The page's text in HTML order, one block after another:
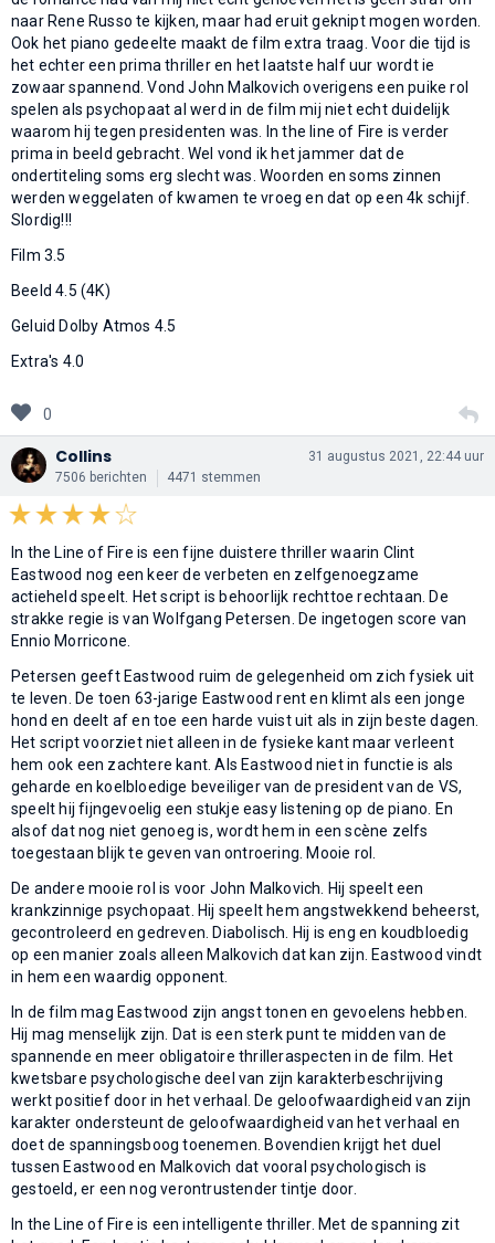
naar Rene Russo te kijken, maar had eruit geknipt mogen worden.
Ook het piano gedeelte maakt de film extra traag. Voor die tijd is
het echter een prima thriller en het laatste half uur wordt ie
zowaar spannend. Vond John Malkovich overigens een puike rol
spelen als psychopaat al werd in de film mij niet echt duidelijk
waarom hij tegen presidenten was. In the line of Fire is verder
prima in beeld gebracht. Wel vond ik het jammer dat de
ondertiteling soms erg slecht was. Woorden en soms zinnen
werden weggelaten of kwamen te vroeg en dat op een 4k schijf.
Slordig!!!
Film 3.5
Beeld 4.5 (4K)
Geluid Dolby Atmos 4.5
Extra's 4.0
0
Collins
7506 berichten 4471 stemmen
31 augustus 2021, 22:44 uur
In the Line of Fire is een fijne duistere thriller waarin Clint
Eastwood nog een keer de verbeten en zelfgenoegzame
actieheld speelt. Het script is behoorlijk rechttoe rechtaan. De
strakke regie is van Wolfgang Petersen. De ingetogen score van
Ennio Morricone.
Petersen geeft Eastwood ruim de gelegenheid om zich fysiek uit
te leven. De toen 63-jarige Eastwood rent en klimt als een jonge
hond en deelt af en toe een harde vuist uit als in zijn beste dagen.
Het script voorziet niet alleen in de fysieke kant maar verleent
hem ook een zachtere kant. Als Eastwood niet in functie is als
geharde en koelbloedige beveiliger van de president van de VS,
speelt hij fijngevoelig een stukje easy listening op de piano. En
alsof dat nog niet genoeg is, wordt hem in een scène zelfs
toegestaan blijk te geven van ontroering. Mooie rol.
De andere mooie rol is voor John Malkovich. Hij speelt een
krankzinnige psychopaat. Hij speelt hem angstwekkend beheerst,
gecontroleerd en gedreven. Diabolisch. Hij is eng en koudbloedig
op een manier zoals alleen Malkovich dat kan zijn. Eastwood vindt
in hem een waardig opponent.
In de film mag Eastwood zijn angst tonen en gevoelens hebben.
Hij mag menselijk zijn. Dat is een sterk punt te midden van de
spannende en meer obligatoire thrilleraspecten in de film. Het
kwetsbare psychologische deel van zijn karakterbeschrijving
werkt positief door in het verhaal. De geloofwaardigheid van zijn
karakter ondersteunt de geloofwaardigheid van het verhaal en
doet de spanningsboog toenemen. Bovendien krijgt het duel
tussen Eastwood en Malkovich dat vooral psychologisch is
gestoeld, er een nog verontrustender tintje door.
In the Line of Fire is een intelligente thriller. Met de spanning zit